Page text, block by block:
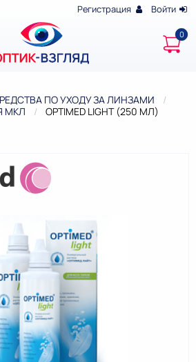
Регистрация Войти
ПО УХОДУ ЗА ЛИНЗАМИ
МКЛ
ТЕКУЩАЯ:
OPTIMED LIGHT (250 МЛ)